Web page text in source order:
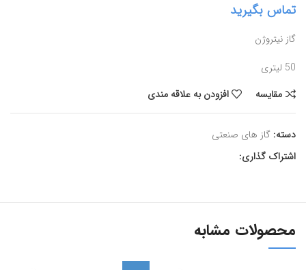
تماس بگیرید
گاز نیتروژن
50 لیتری
مقايسه
افزودن به علاقه مندی
دسته: گاز های صنعتی
اشتراک گذاری:
محصولات مشابه